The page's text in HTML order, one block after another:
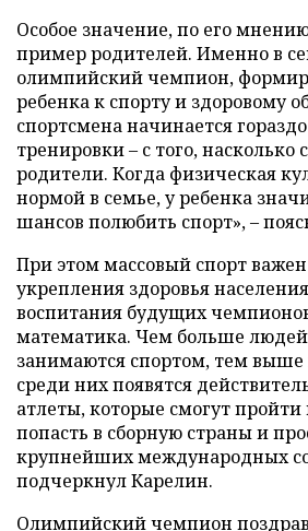
Особое значение, по его
пример родителей. Именно в
олимпийский чемпион,
ребенка к спорту и здоровому
спортсмена начинается
тренировки – с того,
родители. Когда физическая
нормой в семье, у ребенка
шансов полюбить спорт», –
При этом массовый спорт
укрепления здоровья
воспитания будущих
математика. Чем больше людей
занимаются спортом, тем выше
среди них появятся
атлеты, которые смогут пройти
попасть в сборную страны и
крупнейших международных
подчеркнул Карелин.
Олимпийский чемпион